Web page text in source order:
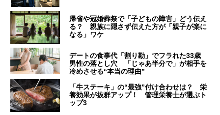
帰省や冠婚葬祭で「子どもの障害」どう伝え
る？ 親族に隠さず伝えた方が「親子が楽に
なる」ワケ
デートの食事代「割り勘」でフラれた33歳
男性の落とし穴 「じゃあ半分で」が相手を
冷めさせる“本当の理由”
「牛ステーキ」の“最強”付け合わせは？ 栄
養効果が抜群アップ！ 管理栄養士が選ぶト
ップ3